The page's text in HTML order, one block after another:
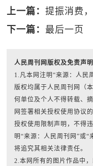
上一篇：提振消费
下一篇：最后一页
人民周刊网版权及免责声明
1.凡本网注明“来源：人民
版权均属于人民周刊网（
何单位及个人不得转载、
网签署相关授权使用协议
授权使用限制声明，不得
明“来源：人民周刊网”或“
将追究其相关法律责任。
2.本网所有的图片作品中